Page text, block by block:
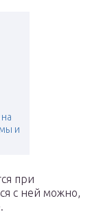
и
при
с ней можно,